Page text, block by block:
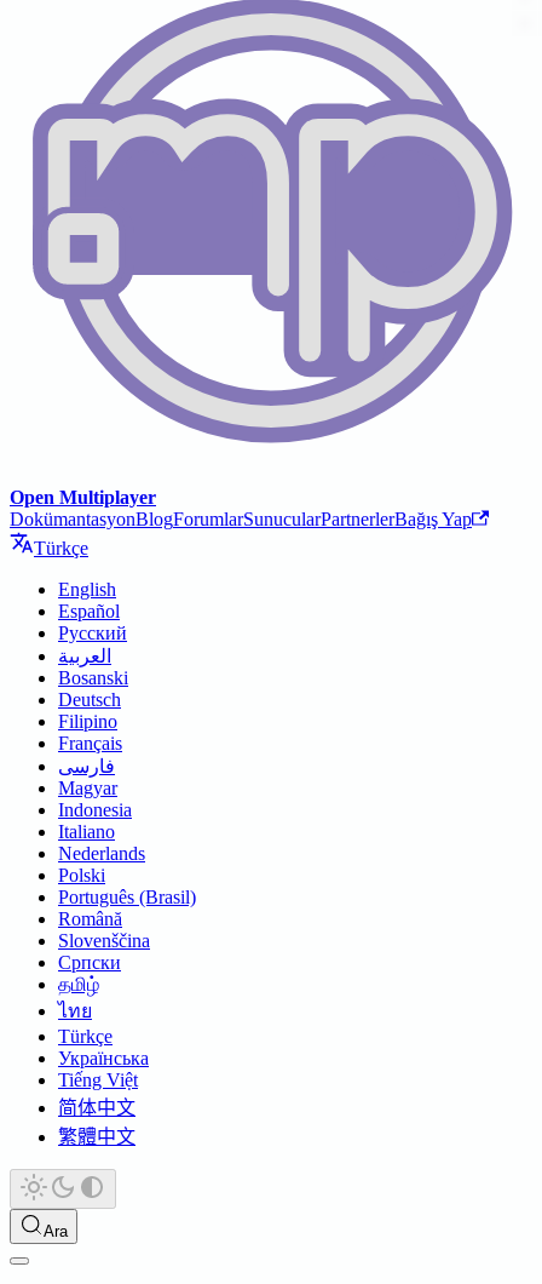
Open Multiplayer
DokümantasyonBlogForumlarSunucularPartnerlerBağış Yap
Türkçe
English
Español
Русский
العربية
Bosanski
Deutsch
Filipino
Français
فارسی
Magyar
Indonesia
Italiano
Nederlands
Polski
Português (Brasil)
Română
Slovenščina
Српски
தமிழ்
ไทย
Türkçe
Українська
Tiếng Việt
简体中文
繁體中文
Ara